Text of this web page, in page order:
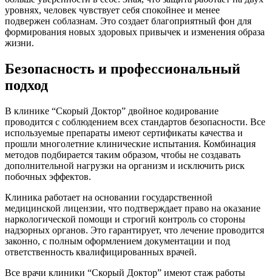
уровнях, человек чувствует себя спокойнее и менее
подвержен соблазнам. Это создает благоприятный фон для
формирования новых здоровых привычек и изменения образа
жизни.
Безопасность и профессиональный
подход
В клинике “Скорый Доктор” двойное кодирование
проводится с соблюдением всех стандартов безопасности. Все
используемые препараты имеют сертификаты качества и
прошли многолетние клинические испытания. Комбинация
методов подбирается таким образом, чтобы не создавать
дополнительной нагрузки на организм и исключить риск
побочных эффектов.
Клиника работает на основании государственной
медицинской лицензии, что подтверждает право на оказание
наркологической помощи и строгий контроль со стороны
надзорных органов. Это гарантирует, что лечение проводится
законно, с полным оформлением документации и под
ответственность квалифицированных врачей.
Все врачи клиники “Скорый Доктор” имеют стаж работы